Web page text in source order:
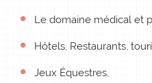
Le domaine médical et
Hôtels, Restaurants,
Jeux Équestres,